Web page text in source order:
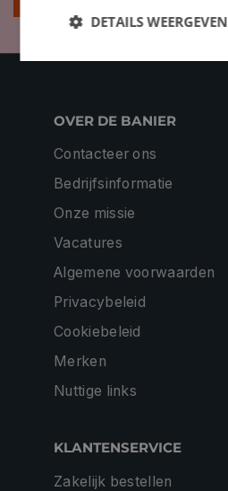
OVER DE BANIER
Contacteer ons
Bedrijfsinformatie
Onze missie
Vacatures
Algemene voorwaarden
Privacybeleid
Cookiebeleid
Merken
Nuttige links
KLANTENSERVICE
Zakelijk bestellen
DETAILS WEERGEVEN